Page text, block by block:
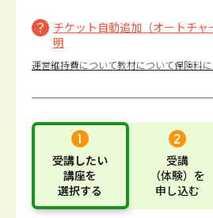
チケット自動追加（オートチ
明
運営維持費について教材について保険料
受講したい
講座を
選択する
受講
（体験） を
申し込む